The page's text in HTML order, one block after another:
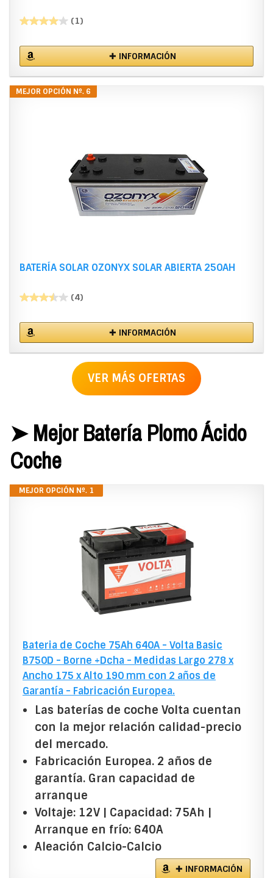
(1)
✚ INFORMACIÓN
MEJOR OPCIÓN Nº. 6
BATERÍA SOLAR OZONYX SOLAR ABIERTA 250AH
(4)
✚ INFORMACIÓN
VER MÁS OFERTAS
➤ Mejor Batería Plomo Ácido
Coche
MEJOR OPCIÓN Nº. 1
Bateria de Coche 75Ah 640A - Volta Basic
B750D - Borne +Dcha - Medidas Largo 278 x
Ancho 175 x Alto 190 mm con 2 años de
Garantía - Fabricación Europea.
Las baterías de coche Volta cuentan
con la mejor relación calidad-precio
del mercado.
Fabricación Europea. 2 años de
garantía. Gran capacidad de
arranque
Voltaje: 12V | Capacidad: 75Ah |
Arranque en frío: 640A
Aleación Calcio-Calcio
✚ INFORMACIÓN